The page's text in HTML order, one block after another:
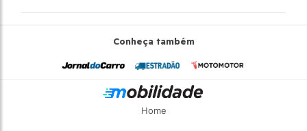
Conheça também
Home